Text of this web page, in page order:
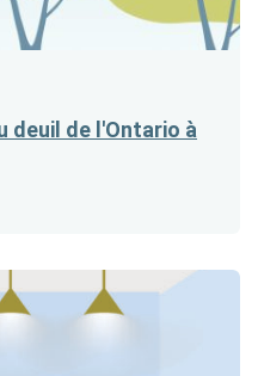
deuil de l'Ontario à